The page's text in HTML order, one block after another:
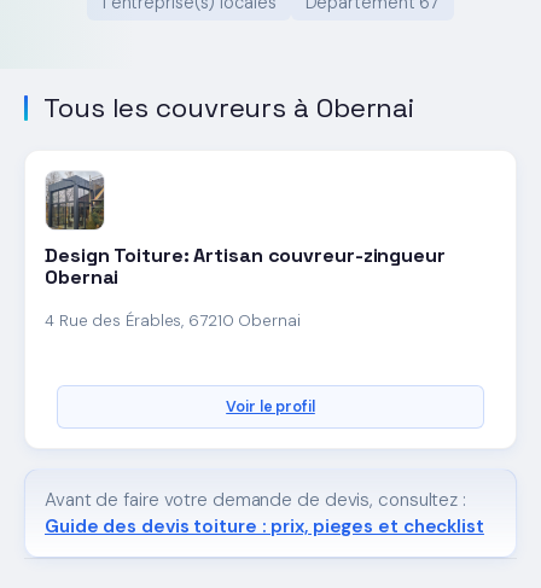
Tous les couvreurs à Obernai
Design Toiture: Artisan couvreur-zingueur
Obernai
4 Rue des Érables, 67210 Obernai
Voir le profil
Avant de faire votre demande de devis, consultez :
Guide des devis toiture : prix, pieges et checklist